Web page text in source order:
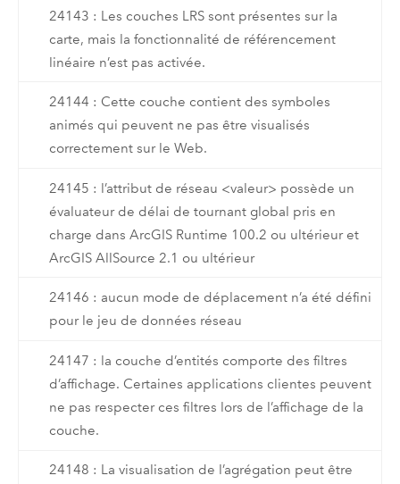
24143 : Les couches LRS sont présentes sur la
carte, mais la fonctionnalité de référencement
linéaire n’est pas activée.
24144 : Cette couche contient des symboles
animés qui peuvent ne pas être visualisés
correctement sur le Web.
24145 : l’attribut de réseau <valeur> possède un
évaluateur de délai de tournant global pris en
charge dans ArcGIS Runtime 100.2 ou ultérieur et
ArcGIS AllSource 2.1 ou ultérieur
24146 : aucun mode de déplacement n’a été défini
pour le jeu de données réseau
24147 : la couche d’entités comporte des filtres
d’affichage. Certaines applications clientes peuvent
ne pas respecter ces filtres lors de l’affichage de la
couche.
24148 : La visualisation de l’agrégation peut être